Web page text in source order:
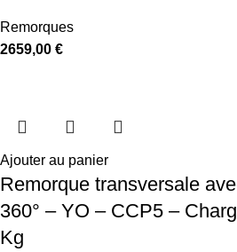
Remorques
2659,00 €
Ajouter au panier
Remorque transversale
360° – YO – CCP5 –
Kg